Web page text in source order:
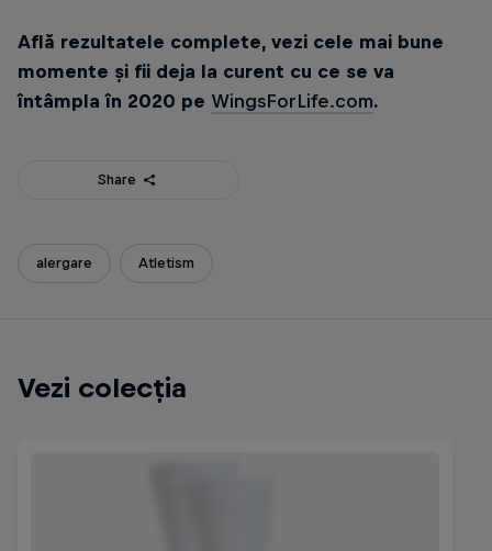
Află rezultatele complete, vezi cele mai bune
momente și fii deja la curent cu ce se va
întâmpla în 2020 pe WingsForLife.com.
Share
alergare Atletism
Vezi colecția